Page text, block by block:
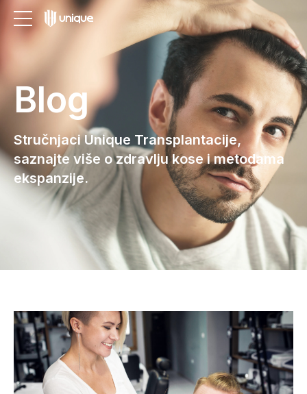
Blog
Stručnjaci Unique Transplantacije,
saznajte više o zdravlju kose i metodama
ekspanzije.